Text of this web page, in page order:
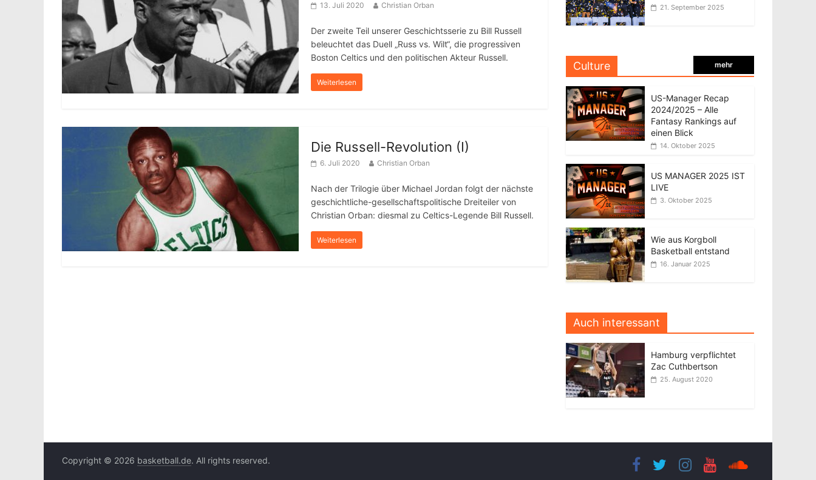
13. Juli 2020 Christian Orban
Der zweite Teil unserer Geschichtsserie zu Bill Russell
beleuchtet das Duell „Russ vs. Wilt“, die progressiven
Boston Celtics und den politischen Akteur Russell.
Weiterlesen
Die Russell-Revolution (I)
6. Juli 2020 Christian Orban
Nach der Trilogie über Michael Jordan folgt der nächste
geschichtliche-gesellschaftspolitische Dreiteiler von
Christian Orban: diesmal zu Celtics-Legende Bill Russell.
Weiterlesen
21. September 2025
Culture mehr
US-Manager Recap
2024/2025 – Alle
Fantasy Rankings auf
einen Blick
14. Oktober 2025
US MANAGER 2025 IST
LIVE
3. Oktober 2025
Wie aus Korgboll
Basketball entstand
16. Januar 2025
Auch interessant
Hamburg verpflichtet
Zac Cuthbertson
25. August 2020
Copyright © 2026 basketball.de. All rights reserved.